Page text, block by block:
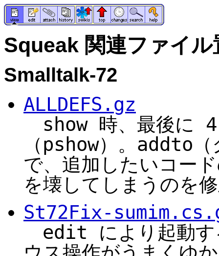
Squeak 関連ファイル
Smalltalk-72
ALLDEFS.gz
show 時、最後に
（pshow）。addto
で、追加したいコー
を壊してしまうのを
St72Fix-
edit により起動す